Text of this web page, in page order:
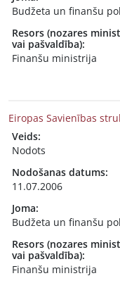
Budžeta un finanšu
Resors (nozares
vai pašvaldība):
Finanšu ministrija
Eiropas Savienības
Veids:
Nodots
Nodošanas datums:
11.07.2006
Joma:
Budžeta un finanšu
Resors (nozares
vai pašvaldība):
Finanšu ministrija